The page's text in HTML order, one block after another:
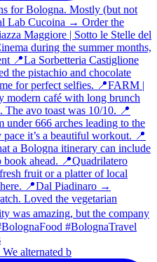
alternated b